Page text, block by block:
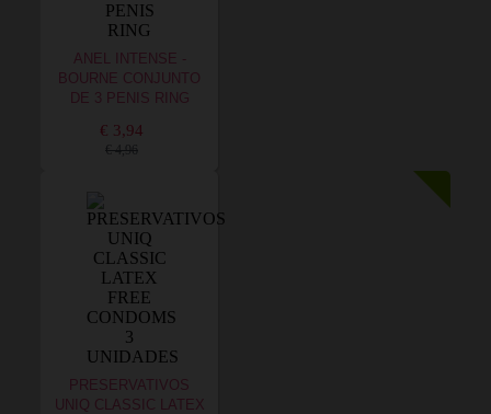
ANEL INTENSE -
BOURNE CONJUNTO
DE 3 PENIS RING
€ 3,94
€ 4,96
PRESERVATIVOS
UNIQ CLASSIC LATEX